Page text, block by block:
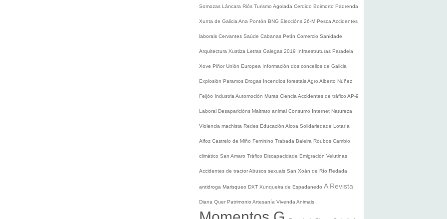
Somozas Láncara Riós Turismo Agolada Cerdido Boimorto Padrenda
Xunta de Galicia Ana Pontón BNG Eleccións 26-M Pesca Accidentes
laborais Cervantes Saúde Cabanas Petín Comercio Sanidade
Arquitectura Xustiza Letras Galegas 2019 Infraestruturas Paradela
Xove Piñor Unión Europea Información dos concellos de Galicia
Explosión Paramos Drogas Incendios forestaisAgro Alberto Núñez
Feijóo Industria Automoción Muras Ciencia Accidentes de tráfico AP-9
Laboral Desaparicións Maltrato animal Consumo Internet Natureza
Violencia machista Redes Educación Alcoa Solidariedade Lotaría
Alfoz Castrelo de Miño Feminino Trabada Baleira Roubos Cambio
climático San Amaro Tráfico Discapacidade Emigración Velutinas
Accidentes de tractorAbusos sexuais San Xoán de Río Redada
antidroga Marisqueo DXT Xunqueira de Espadanedo A Revista
Diana Quer Patrimonio Artesanía Vivenda Animais